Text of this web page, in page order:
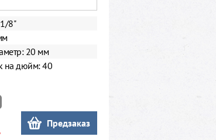
8"
20 мм
на дюйм: 40
Предзаказ